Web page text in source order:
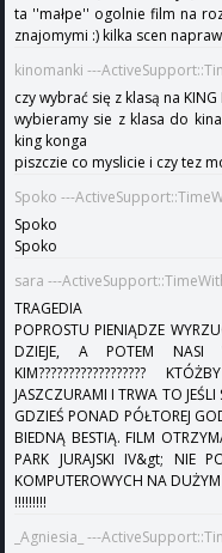
ta ''małpe'' ogolnie film na
znajomymi :) kilka scen
kinomanki ---
czy wybrać się z klasą na KING
wybieramy sie z klasa do
king konga
piszczie co myslicie i czy tez
Spoko ---
Spoko
Spoko
sara ---
TRAGEDIA
POPROSTU PIENIĄDZE
DZIEJE, A POTEM NASI
KIM??????????????????
JASZCZURAMI I TRWA TO
GDZIEŚ PONAD PÓŁTOREJ
BIEDNĄ BESTIĄ. FILM
PARK JURAJSKI IV&gt; NIE
KOMPUTEROWYCH NA DUŻYM
!!!!!!!!!
_Agniesia_ ---